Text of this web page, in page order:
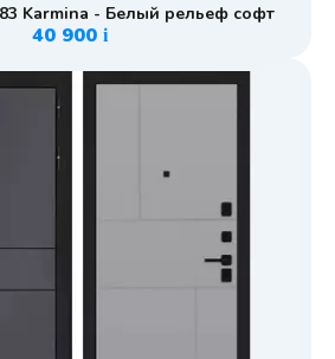
Karmina - Белый рельеф софт
40 900 i